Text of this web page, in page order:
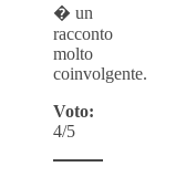
� un
racconto
molto
coinvolgente.
Voto:
4/5